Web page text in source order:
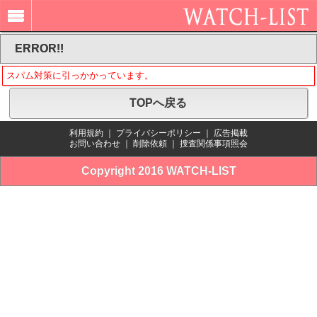
ERROR!!
スパム対策に引っかかっています。
TOPへ戻る
利用規約 プライバシーポリシー
広告掲載
お問い合わせ
削除依頼 捜査関係事項照会
Copyright 2016 WATCH-LIST